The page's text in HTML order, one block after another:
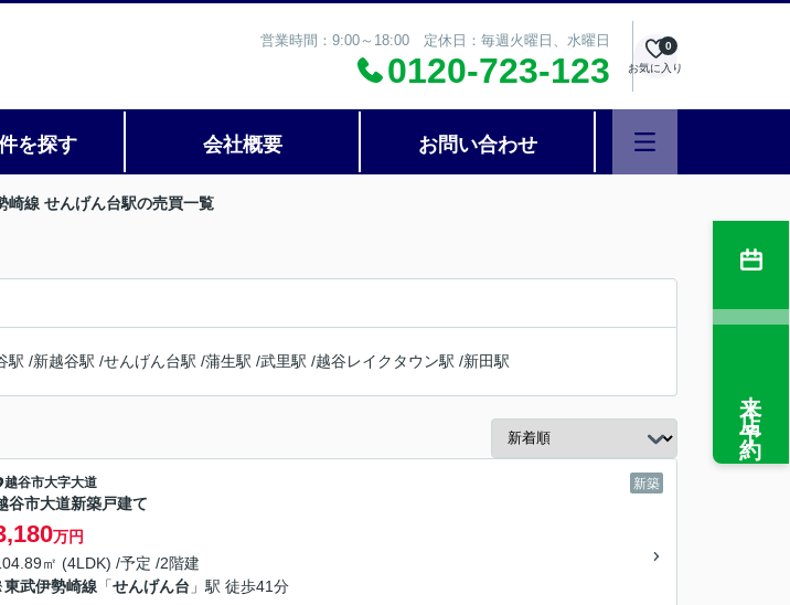
営業時間：9:00～18:00 定休日：毎週火曜日、水曜日
0120-723-123 お気に入り
0
を探す 会社概要 お問い合わせ
崎線 せんげん台駅の売買一覧
駅 /新越谷駅 /せんげん台駅 /蒲生駅 /武里駅 /越谷レイクタウン駅 /新田駅
新築
越谷市大字大道
谷市大道新築戸建て
万円
㎡ (4LDK) /予定 /2階建
東武伊勢崎線 「せんげん台 」駅 徒歩41分
来店予約